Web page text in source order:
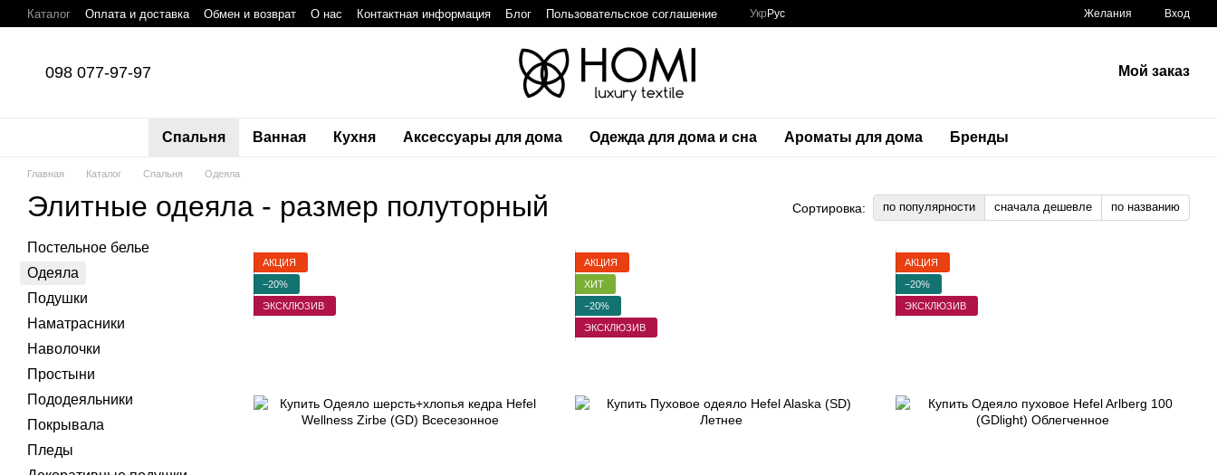
Перейти к основному контенту
Каталог Оплата и доставка Обмен и возврат О нас Контактная информация Блог Пользовательское соглашение Укр Рус Желания Вход
098 077-97-97 Мой заказ
Спальня Ванная Кухня Аксессуары для дома Одежда для дома и сна Ароматы для дома Бренды
Главная Каталог Спальня Одеяла
Элитные одеяла - размер полуторный Сортировка: по популярности сначала дешевле по названию
АКЦИЯ
−20%
ЭКСКЛЮЗИВ
АКЦИЯ
ХИТ
−20%
ЭКСКЛЮЗИВ
АКЦИЯ
−20%
ЭКСКЛЮЗИВ
Постельное белье
Одеяла
Подушки
Наматрасники
Наволочки
Простыни
Пододеяльники
Покрывала
Пледы